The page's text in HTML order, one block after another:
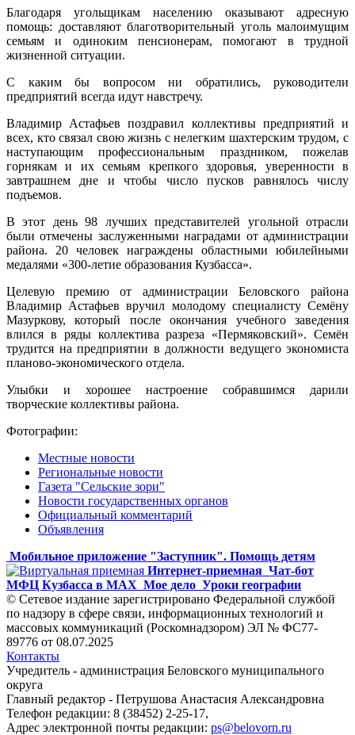
Благодаря угольщикам населению оказывают адресную
помощь: доставляют благотворительный уголь малоимущим
семьям и одиноким пенсионерам, помогают в трудной
жизненной ситуации.
С каким бы вопросом ни обратились, руководители
предприятий всегда идут навстречу.
Владимир Астафьев поздравил коллективы предприятий и
всех, кто связал свою жизнь с нелегким шахтерским трудом, с
наступающим профессиональным праздником, пожелав
горнякам и их семьям крепкого здоровья, уверенности в
завтрашнем дне и чтобы число пусков равнялось числу
подъемов.
В этот день 98 лучших представителей угольной отрасли
были отмечены заслуженными наградами от администрации
района. 20 человек награждены областными юбилейными
медалями «300-летие образования Кузбасса».
Целевую премию от администрации Беловского района
Владимир Астафьев вручил молодому специалисту Семёну
Мазуркову, который после окончания учебного заведения
влился в ряды коллектива разреза «Пермяковский». Семён
трудится на предприятии в должности ведущего экономиста
планово-экономического отдела.
Улыбки и хорошее настроение собравшимся дарили
творческие коллективы района.
Фотографии:
Местные новости
Региональные новости
Газета "Сельские зори"
Новости государственных органов
Официальный комментарий
Объявления
Мобильное приложение "Заступник". Помощь детям
Интернет-приемная Чат-бот
МФЦ Кузбасса в MAX Мое дело Уроки географии
© Сетевое издание зарегистрировано Федеральной службой
по надзору в сфере связи, информационных технологий и
массовых коммуникаций (Роскомнадзором) ЭЛ № ФС77-
89776 от 08.07.2025
Контакты
Учредитель - администрация Беловского муниципального
округа
Главный редактор - Петрушова Анастасия Александровна
Телефон редакции: 8 (38452) 2-25-17,
Адрес электронной почты редакции: ps@belovorn.ru